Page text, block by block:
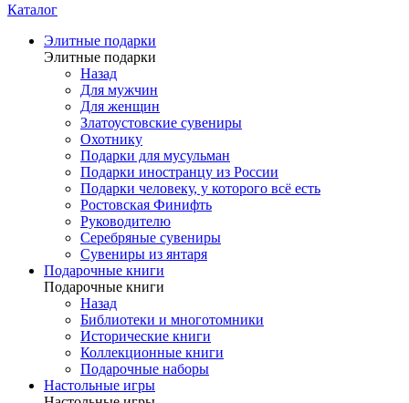
Каталог
Элитные подарки
Элитные подарки
Назад
Для мужчин
Для женщин
Златоустовские сувениры
Охотнику
Подарки для мусульман
Подарки иностранцу из России
Подарки человеку, у которого всё есть
Ростовская Финифть
Руководителю
Серебряные сувениры
Сувениры из янтаря
Подарочные книги
Подарочные книги
Назад
Библиотеки и многотомники
Исторические книги
Коллекционные книги
Подарочные наборы
Настольные игры